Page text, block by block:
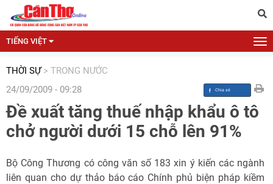
TIẾNG VIỆT
THỜI SỰ > TRONG NƯỚC
24/09/2009 - 09:28
Đề xuất tăng thuế nhập khẩu ô tô
chở người dưới 15 chỗ lên 91%
Bộ Công Thương có công văn số 183 xin ý kiến các ngành
liên quan cho dự thảo báo cáo Chính phủ biện pháp kiềm